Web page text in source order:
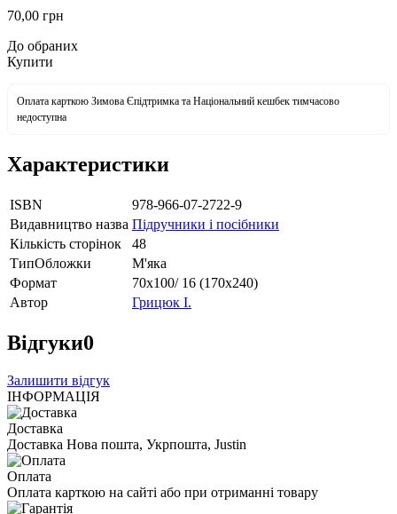
70,00 грн
До обраних
Купити
Оплата карткою Зимова Єпідтримка та Національний кешбек тимчасово
недоступна
Характеристики
ISBN
978-966-07-2722-9
Видавництво назва Підручники і посібники
Кількість сторінок
48
ТипОбложки
М'яка
Формат
70х100/ 16 (170х240)
Автор
Грицюк І.
Відгуки0
Залишити відгук
ІНФОРМАЦІЯ
Доставка
Доставка Нова пошта, Укрпошта, Justin
Оплата
Оплата карткою на сайті або при отриманні товару